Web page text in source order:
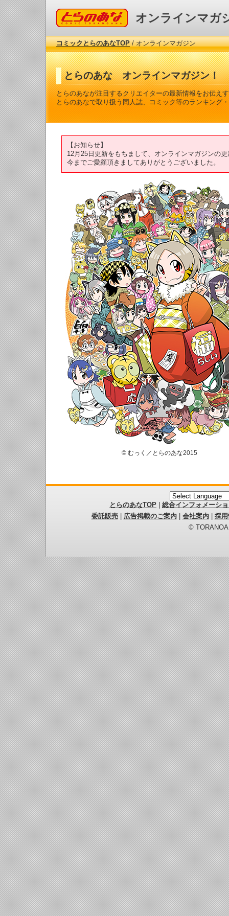
コミックとらのあな オンラインマガ
コミックとらのあなTOP/ オンラインマガジン
とらのあな オンラインマガジン！
とらのあなが注目するクリエイターの最新情報をお伝え
とらのあなで取り扱う同人誌、コミック等のランキング
【お知らせ】
12月25日更新をもちまして、オンラインマガジンの
今までご愛顧頂きましてありがとうございました。
© むっく／とらのあな2015
とらのあなTOP
総合インフォメーシ
委託販売| 広告掲載のご案内| 会社案内| 採
©